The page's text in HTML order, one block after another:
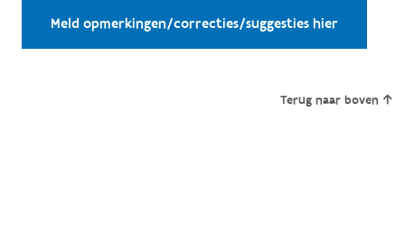
Meld opmerkingen/correcties/suggesties hier
Terug naar boven